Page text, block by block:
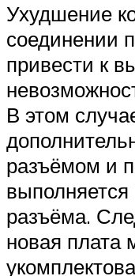
Ухудшение
соединении
привести к
В этом
разъёмом и
разъёма.
новая плата